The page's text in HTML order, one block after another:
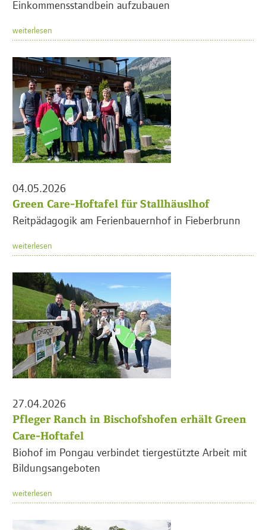
Einkommensstandbein aufzubauen
weiterlesen
04.05.2026
Green Care-Hoftafel für Stallhäuslhof
Reitpädagogik am Ferienbauernhof in Fieberbrunn
weiterlesen
27.04.2026
Pfleger Ranch in Bischofshofen erhält Green
Care-Hoftafel
Biohof im Pongau verbindet tiergestützte Arbeit mit
Bildungsangeboten
weiterlesen